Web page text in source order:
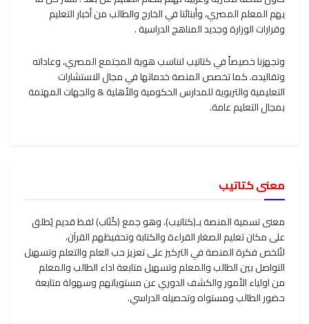
يهم المعلم المصري، وأبنائنا في الخارج والطالب من أخبار التعليم
وقرارات الوزارة وجديد المناهج الدراسية .
وتجهزنا خصيصاً في كتاتيب لنناسب هوية المجتمع المصري، وعاداته
وتقاليده. كما تخصص المنصة خدماتها في مجال الاستشارات
التعليمية والتربوية للمدارس الحكومية والأهلية & والجهات المهتمة
بمجال التعليم عامة.
معنى كتاتيب
معنى تسمية المنصة بـ(كتاتيب)، وهو جمع (كُتَاب) لفظ قديم يُطلق
على مكان تعليم الصغار القراءة والكتابة وتحفيظهم القرآن،
لتُلخص فكرة المنصة في التركيز على تعزيز حب العلم والتعلم وتسهيل
التواصل بين الطالب والمعلم وتسهيل متابعة اداء الطالب والمعلم
من اولياء الأمور والكشف الدوري عن مستوياتهم وسهولة متابعة
حضور الطالب ومستواه وتحصيله الدراسي.